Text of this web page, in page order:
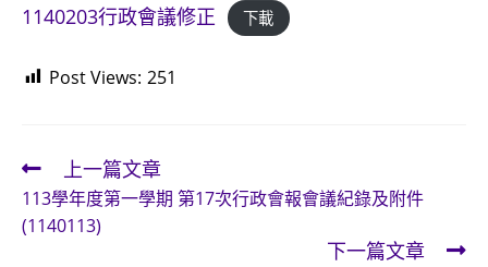
1140203行政會議修正
下載
Post Views: 251
Read
more
articles
上一篇文章
113學年度第一學期 第17次行政會報會議紀錄及附件
(1140113)
下一篇文章